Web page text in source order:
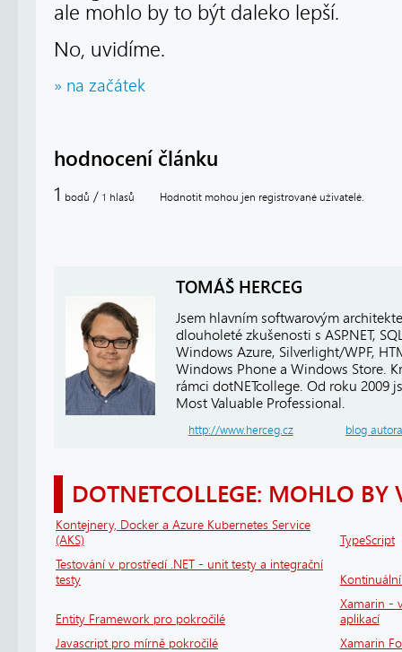
ale mohlo by to být daleko lepší.
No, uvidíme.
» na začátek
hodnocení článku
1 bodů / 1 hlasů Hodnotit mohou jen registrované uživatelé.
TOMÁŠ HERCEG
Jsem hlavním softwarovým
dlouholeté zkušenosti s ASP.NET,
Windows Azure, Silverlight/WPF,
Windows Phone a Windows Store.
rámci dotNETcollege. Od roku 2009
Most Valuable Professional.
http://www.herceg.cz blog autora
DOTNETCOLLEGE: MOHLO BY
Kontejnery, Docker a Azure Kubernetes Service
(AKS)
TypeScript
Testování v prostředí .NET - unit testy a integrační
testy
Entity Framework pro pokročilé
Xamarin -
aplikací
Javascript pro mírně pokročilé
Xamarin